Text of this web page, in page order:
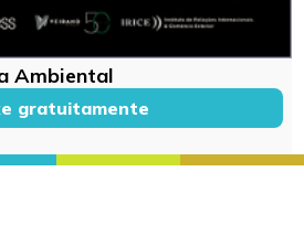
Ambiental
gratuitamente